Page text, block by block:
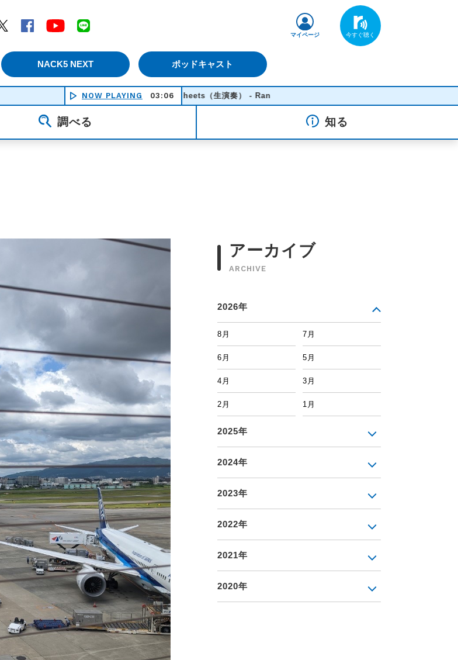
Twitter
Facebook YouTube
NACK5 NEXT ポッドキャスト
マイページ
NOW PLAYING 03:06
Sheets（生演奏） - Ran
調べる 知る
アーカイブ
ARCHIVE
2026年
8月 7月
6月 5月
4月 3月
2月 1月
2025年
2024年
2023年
2022年
2021年
2020年